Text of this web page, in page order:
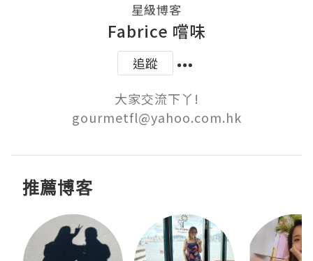
星級博客
Fabrice 嚐味
追蹤
大家交流下丫!
gourmetfl@yahoo.com.hk
推薦博客